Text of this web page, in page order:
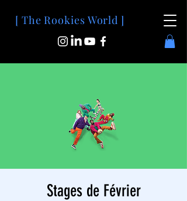
[ The Rookies World ]
Stages de Février